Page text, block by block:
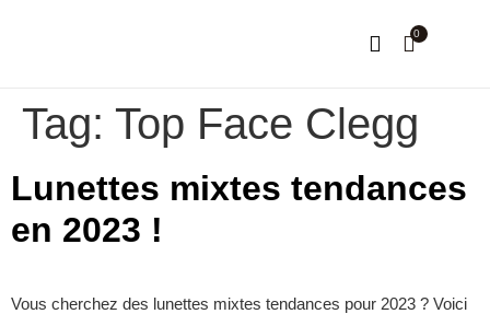
0
Tag: Top Face Clegg
Lunettes mixtes tendances
en 2023 !
Vous cherchez des lunettes mixtes tendances pour 2023 ? Voici